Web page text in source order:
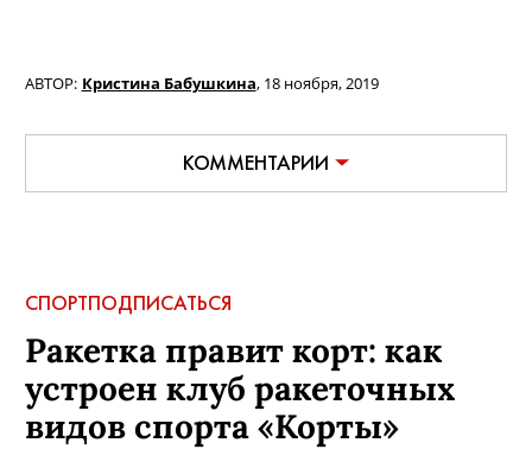
АВТОР: Кристина Бабушкина, 18 ноября, 2019
КОММЕНТАРИИ
СПОРТПОДПИСАТЬСЯ
Ракетка правит корт: как
устроен клуб ракеточных
видов спорта «Корты»